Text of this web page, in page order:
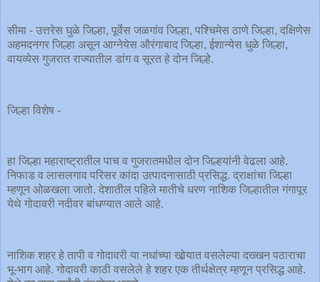
सीमा - उत्तरेस घुळे जिल्हा, पूर्वेस जळगांव जिल्हा, पश्चिमेस ठाणे जिल्हा, दक्षिणेस
अहमदनगर जिल्हा असून आग्नेयेस औरंगाबाद जिल्हा, ईशान्येस धुळे जिल्हा,
वायव्येस गुजरात राज्यातील डांग व सूरत हे दोन जिल्हे.
जिल्हा विशेष -
हा जिल्हा महाराष्ट्रातील पाच व गुजरातमधील दोन जिल्हयांनी वेढला आहे.
निफाड व लासलगाव परिसर कांदा उत्पादनासाठी प्रसिद्ध. द्राक्षांचा जिल्हा
म्हणून ओळखला जातो. देशातील पहिले मातीचे धरण नाशिक जिल्हातील गंगापूर
येथे गोदावरी नदीवर बांधण्यात आले आहे.
नाशिक शहर हे तापी व गोदावरी या नधांच्या खोर्‍यात वसलेल्या दख्खन पठाराचा
भू-भाग आहे. गोदावरी काठी वसलेले हे शहर एक तीर्थक्षेत्र म्हणून प्रसिद्ध आहे.